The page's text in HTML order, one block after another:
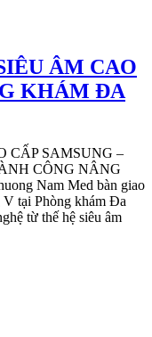
ÂM CAO
KHÁM ĐA
CẤP SAMSUNG –
CÔNG NÂNG
Nam Med bàn giao
V tại Phòng khám Đa
từ thế hệ siêu âm